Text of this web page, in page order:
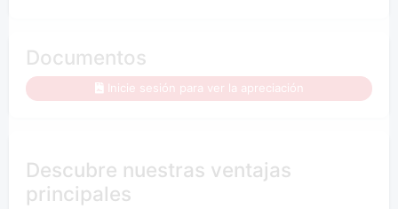
Documentos
Inicie sesión para ver la apreciación
Descubre nuestras ventajas
principales